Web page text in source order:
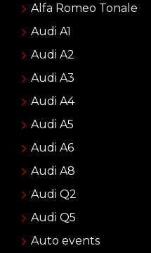
Alfa Romeo Tonale
Audi A1
Audi A2
Audi A3
Audi A4
Audi A5
Audi A6
Audi A8
Audi Q2
Audi Q5
Auto events